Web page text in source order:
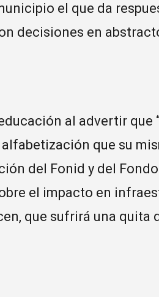
el que da
decisiones en
al advertir que
que su
del Fonid y del
el impacto en
que sufrirá una quita